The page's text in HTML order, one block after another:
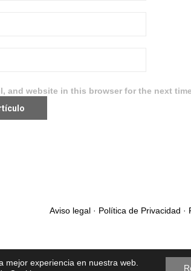
and website in this browser for the next
Aviso legal· Política de Privacidad ·
mejor experiencia en nuestra web.